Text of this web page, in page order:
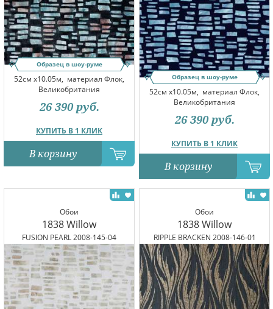
Образец в шоу-руме
52см x10.05м, материал Флок,
Великобритания
КУПИТЬ В 1 КЛИК
26 390 руб.
В корзину
Образец в шоу-руме
52см x10.05м, материал Флок,
Великобритания
КУПИТЬ В 1 КЛИК
26 390 руб.
В корзину
Обои
1838 Willow
FUSION PEARL 2008-145-04
Обои
1838 Willow
RIPPLE BRACKEN 2008-146-01